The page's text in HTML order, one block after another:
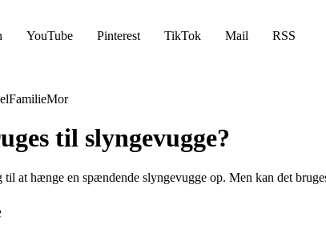
YouTube Pinterest TikTok Mail RSS
FamilieMor
til slyngevugge?
at hænge en spændende slyngevugge op. Men kan det